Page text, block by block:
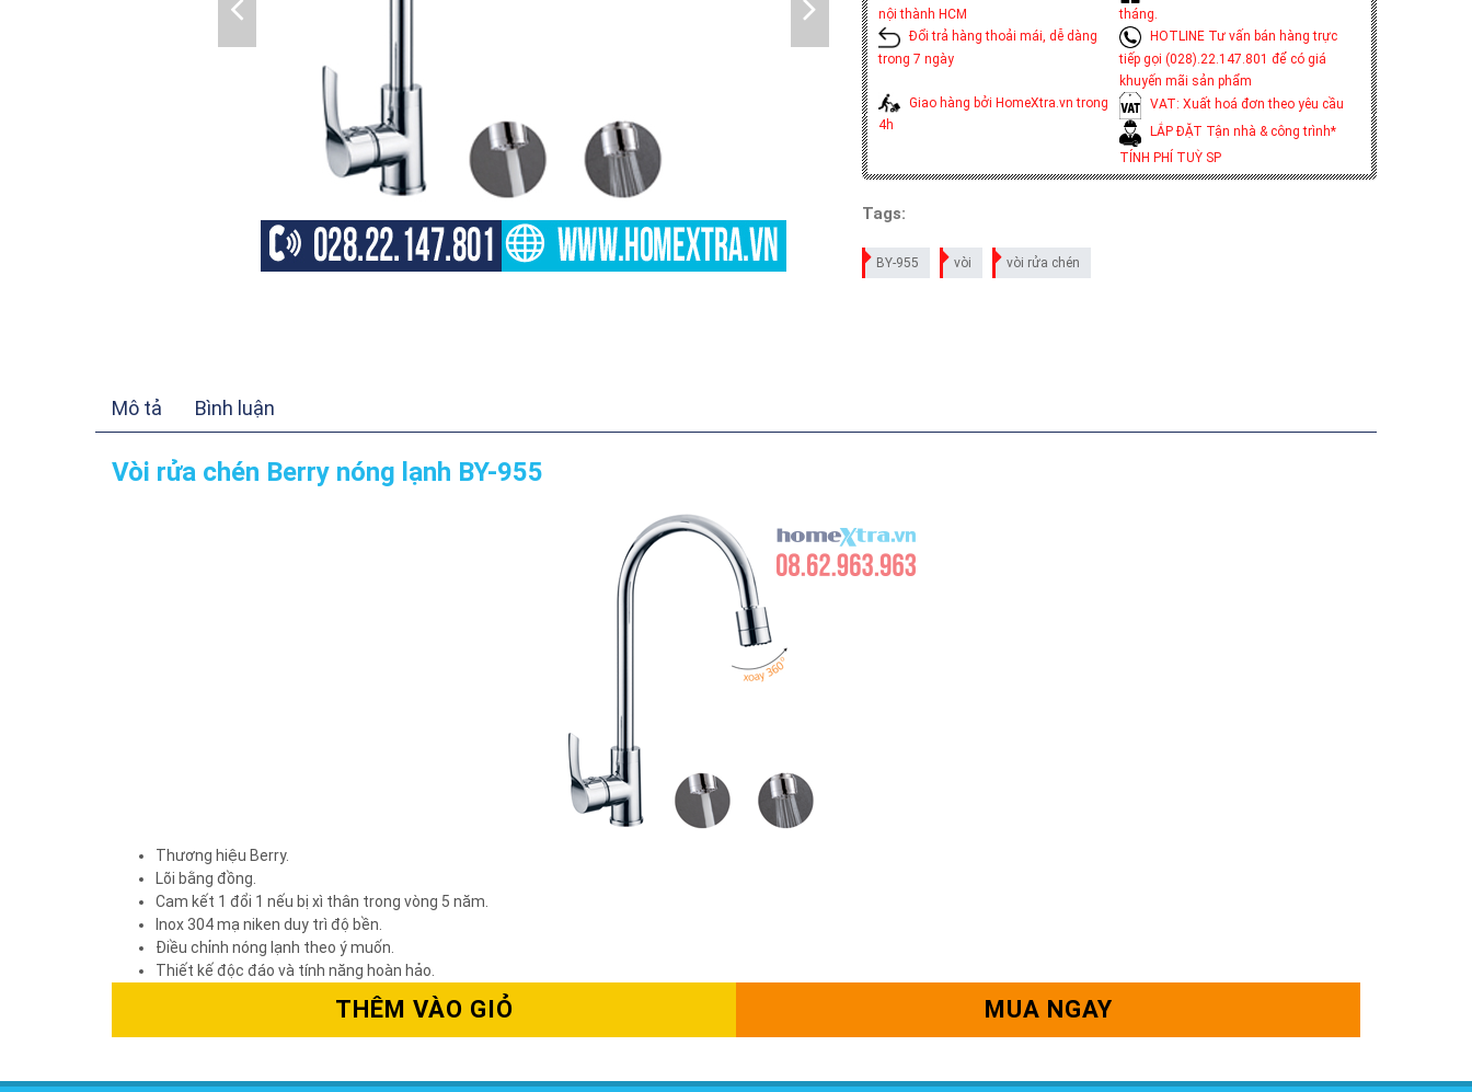
nội thành HCM
tháng.
Đổi trả hàng thoải mái, dễ dàng
trong 7 ngày
HOTLINE Tư vấn bán hàng trực
tiếp gọi (028).22.147.801 để có giá
khuyến mãi sản phẩm
Giao hàng bởi HomeXtra.vn trong
4h
VAT: Xuất hoá đơn theo yêu cầu
LẮP ĐẶT Tận nhà & công trình*
TÍNH PHÍ TUỲ SP
Tags:
BY-955 vòi vòi rửa chén
Mô tả Bình luận
Vòi rửa chén Berry nóng lạnh BY-955
Thương hiệu Berry.
Lõi bằng đồng.
Cam kết 1 đổi 1 nếu bị xì thân trong vòng 5 năm.
Inox 304 mạ niken duy trì độ bền.
Điều chỉnh nóng lạnh theo ý muốn.
Thiết kế độc đáo và tính năng hoàn hảo.
THÊM VÀO GIỎ MUA NGAY